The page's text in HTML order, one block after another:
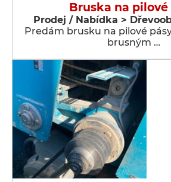
Bruska na pilové
Prodej / Nabídka >
Predám brusku na pilové
brusným …